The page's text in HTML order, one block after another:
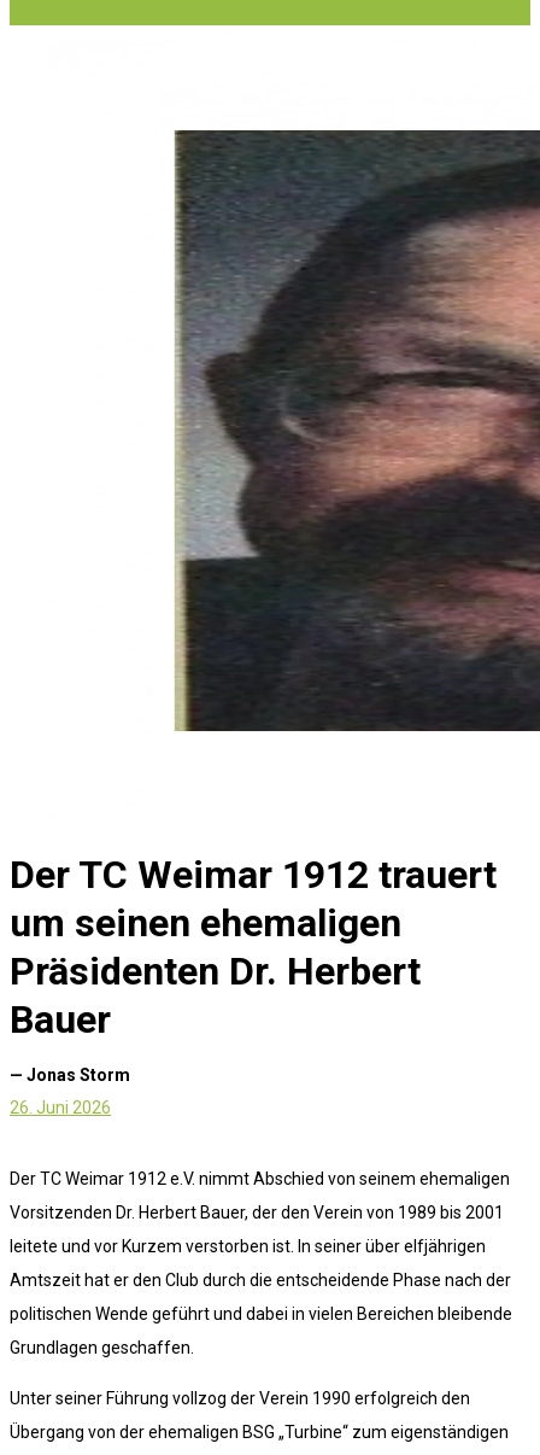
Der TC Weimar 1912 trauert
um seinen ehemaligen
Präsidenten Dr. Herbert
Bauer
— Jonas Storm
26. Juni 2026
Der TC Weimar 1912 e.V. nimmt Abschied von seinem ehemaligen
Vorsitzenden Dr. Herbert Bauer, der den Verein von 1989 bis 2001
leitete und vor Kurzem verstorben ist. In seiner über elfjährigen
Amtszeit hat er den Club durch die entscheidende Phase nach der
politischen Wende geführt und dabei in vielen Bereichen bleibende
Grundlagen geschaffen.
Unter seiner Führung vollzog der Verein 1990 erfolgreich den
Übergang von der ehemaligen BSG „Turbine“ zum eigenständigen